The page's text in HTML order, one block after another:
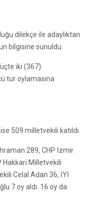
dilekçe ile adaylıktan
bilgisine sunuldu.
iki (367)
tur oylamasına
509 milletvekili katıldı.
289, CHP İzmir
Hakkari Milletvekili
Celal Adan 36, İYİ
7 oy aldı. 16 oy da